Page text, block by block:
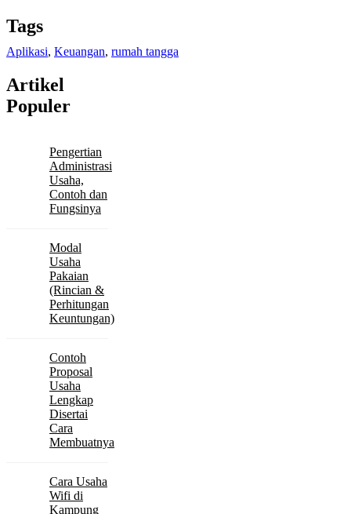
Tags
Aplikasi, Keuangan, rumah tangga
Artikel
Populer
Pengertian
Administrasi
Usaha,
Contoh dan
Fungsinya
Modal
Usaha
Pakaian
(Rincian &
Perhitungan
Keuntungan)
Contoh
Proposal
Usaha
Lengkap
Disertai
Cara
Membuatnya
Cara Usaha
Wifi di
Kampung